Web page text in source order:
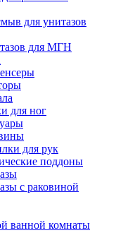
для унитазов
для МГН
для ног
для рук
поддоны
с раковиной
ванной комнаты